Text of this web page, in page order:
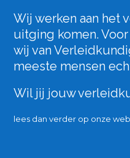
Wij werken aan het
uitging komen.
wij van
meeste mensen
Wil jij jouw
lees dan verder op onze